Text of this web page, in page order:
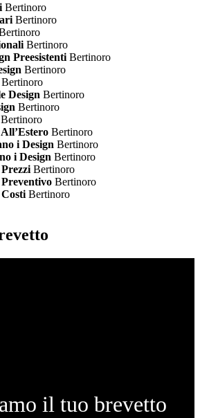
Bertinoro
Bertinoro
Bertinoro
Preesistenti Bertinoro
Bertinoro
Bertinoro
Design Bertinoro
Bertinoro
Bertinoro
Bertinoro
i Design Bertinoro
i Design Bertinoro
Bertinoro
Bertinoro
Bertinoro
il tuo brevetto